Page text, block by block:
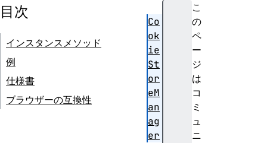
こ
の
ペ
ー
ジ
は
コ
ミ
ュ
ニ
目次
インスタンスメソッド
例
仕様書
ブラウザーの互換性
Co
ok
ie
St
or
eM
an
ag
er